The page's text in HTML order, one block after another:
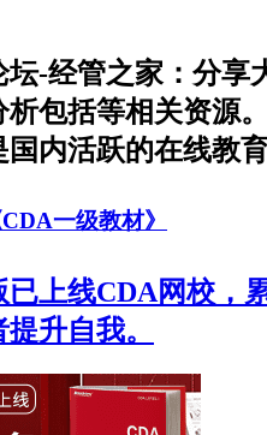
坛-经管之家：分
包括等相关资源。
国内活跃的在线教
一级教材》
已上线CDA网校，
升自我。